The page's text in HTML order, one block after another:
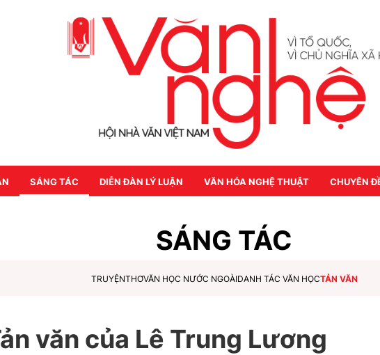
SÁNG TÁC DIỄN ĐÀN LÝ LUẬN VĂN HÓA NGHỆ THUẬT CHUYÊN
SÁNG TÁC
TRUYỆNTHƠVĂN HỌC NƯỚC NGOÀIDANH TÁC VĂN HỌCTẢN VĂN
văn của Lê Trung Lương